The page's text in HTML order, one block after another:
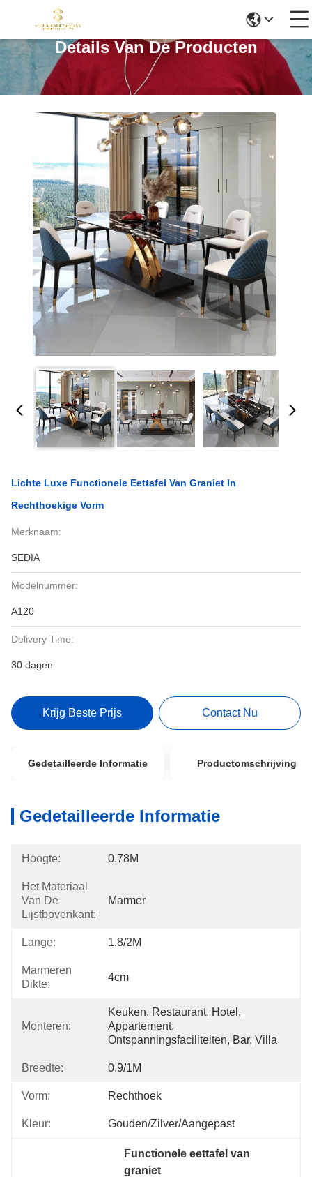
Details Van De Producten
Lichte Luxe Functionele Eettafel Van Graniet In
Rechthoekige Vorm
Merknaam:
SEDIA
Modelnummer:
A120
Delivery Time:
30 dagen
Krijg Beste Prijs Contact Nu
Gedetailleerde Informatie Productomschrijving
Gedetailleerde Informatie
Hoogte: 0.78M
Het Materiaal
Van De
Lijstbovenkant:
Marmer
Lange: 1.8/2M
Marmeren
Dikte:
4cm
Monteren:
Keuken, Restaurant, Hotel,
Appartement,
Ontspanningsfaciliteiten, Bar, Villa
Breedte: 0.9/1M
Vorm: Rechthoek
Kleur: Gouden/Zilver/aangepast
Functionele eettafel van
graniet